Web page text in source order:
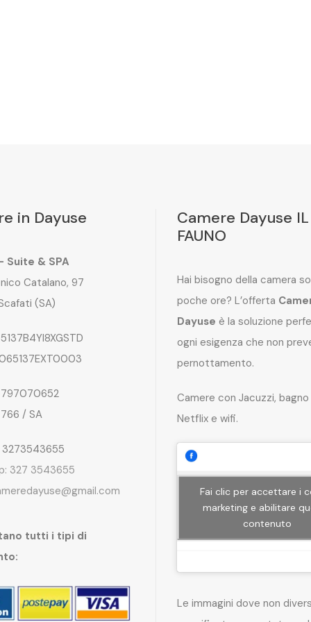
in Dayuse
Suite & SPA
Catalano, 97
(SA)
/ SA
3273543655
327 3543655
tutti i tipi di
Camere Dayuse IL
FAUNO
Hai bisogno della camera
poche ore? L’offerta
Dayuse è la soluzione
ogni esigenza che non
pernottamento.
Camere con Jacuzzi,
Netflix e wifi.
Fai clic per accettare i
marketing e abilitare
contenuto
Le immagini dove non